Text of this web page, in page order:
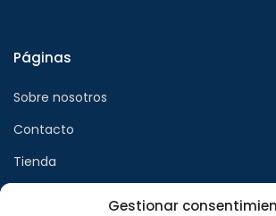
Gestionar
Páginas
Sobre nosotros
Contacto
Tienda